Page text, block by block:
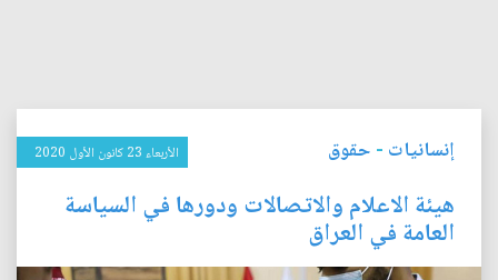
إنسانيات - حقوق الأربعاء 23 كانون الأول 2020
هيئة الاعلام والاتصالات ودورها في السياسة
العامة في العراق